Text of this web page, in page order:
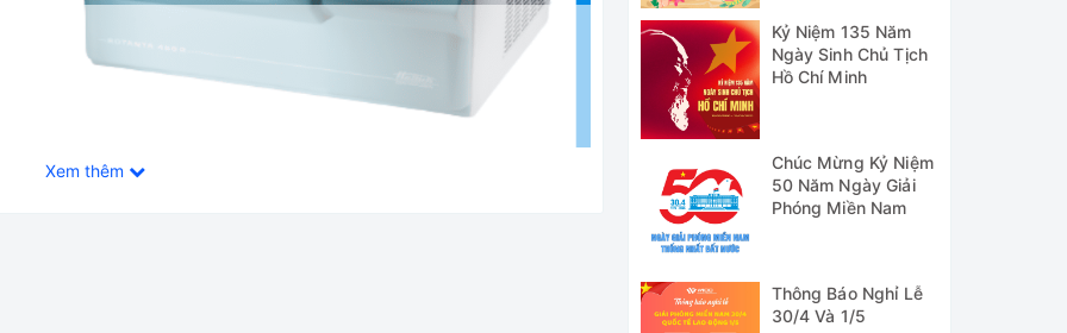
Xem thêm
Kỷ Niệm 135 Năm
Ngày Sinh Chủ Tịch
Hồ Chí Minh
Chúc Mừng Kỷ Niệm
50 Năm Ngày Giải
Phóng Miền Nam
Thông Báo Nghỉ Lễ
30/4 Và 1/5